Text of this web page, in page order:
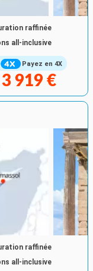
Payez en 4X
raffinée
all-inclusive
3 919 €
raffinée
all-inclusive